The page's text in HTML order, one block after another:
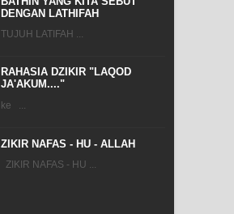
DENGAN LATHIFAH
TUJUH LATIFAH ...
RAHASIA DZIKIR "LAQOD
JA'AKUM...."
ke ...
ZIKIR NAFAS - HU - ALLAH
ZIKIR NAFAS - HU ...